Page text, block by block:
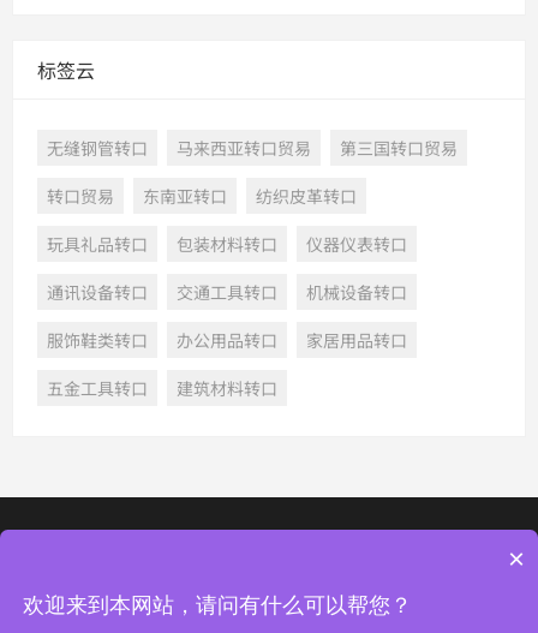
标签云
无缝钢管转口 马来西亚转口贸易
第三国转口贸易
转口贸易
东南亚转口
纺织皮革转口
玩具礼品转口
包装材料转口
仪器仪表转口
通讯设备转口
交通工具转口
机械设备转口
服饰鞋类转口
办公用品转口
家居用品转口
五金工具转口
建筑材料转口
×
欢迎来到本网站，请问有什么可以帮您？